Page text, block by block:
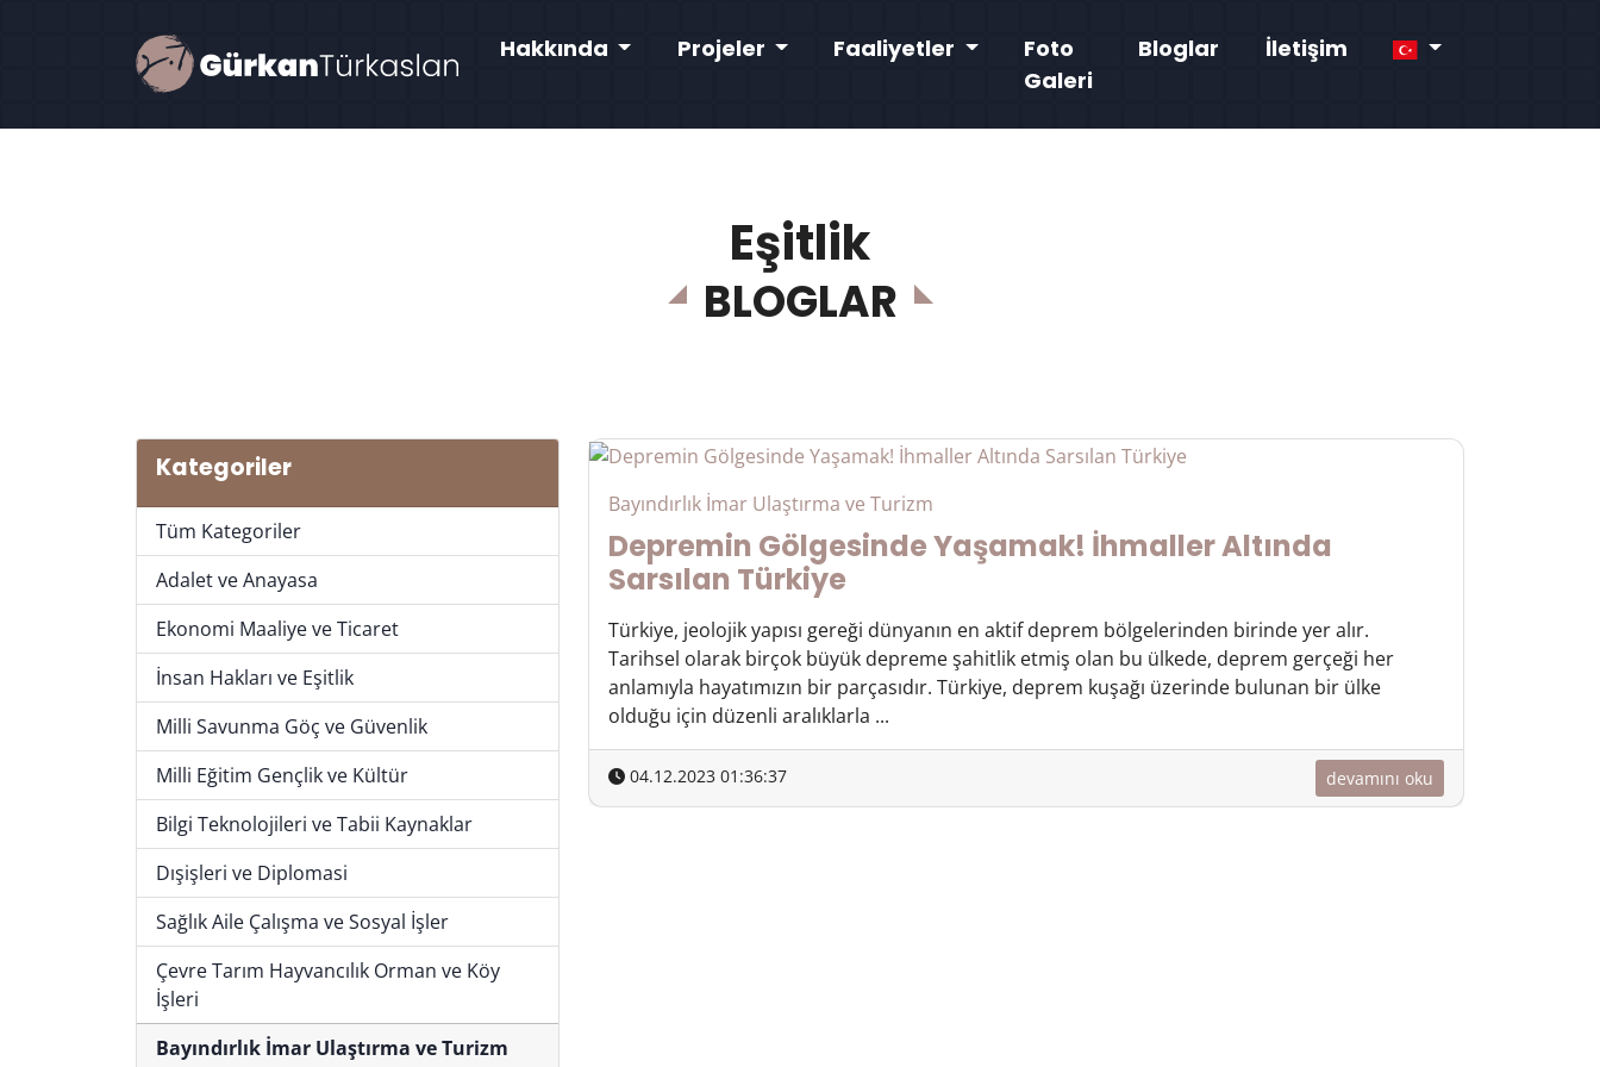
Hakkında Projeler Faaliyetler
Foto
Galeri
Bloglar İletişim
Eşitlik
BLOGLAR
Kategoriler
Tüm Kategoriler
Adalet ve Anayasa
Ekonomi Maaliye ve Ticaret
İnsan Hakları ve Eşitlik
Milli Savunma Göç ve Güvenlik
Milli Eğitim Gençlik ve Kültür
Bilgi Teknolojileri ve Tabii Kaynaklar
Dışişleri ve Diplomasi
Sağlık Aile Çalışma ve Sosyal İşler
Çevre Tarım Hayvancılık Orman ve Köy
İşleri
Bayındırlık İmar Ulaştırma ve Turizm
Bayındırlık İmar Ulaştırma ve Turizm
Depremin Gölgesinde Yaşamak! İhmaller Altında
Sarsılan Türkiye
Türkiye, jeolojik yapısı gereği dünyanın en aktif deprem bölgelerinden birinde yer alır.
Tarihsel olarak birçok büyük depreme şahitlik etmiş olan bu ülkede, deprem gerçeği her
anlamıyla hayatımızın bir parçasıdır. Türkiye, deprem kuşağı üzerinde bulunan bir ülke
olduğu için düzenli aralıklarla ...
04.12.2023 01:36:37 devamını oku